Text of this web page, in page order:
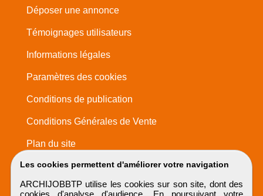
Les cookies permettent d'améliorer votre navigation
ARCHIJOBBTP utilise les cookies sur son site, dont des
cookies d'analyse d'audience. En poursuivant votre
Déposer une annonce
Témoignages utilisateurs
Informations légales
Paramètres des cookies
Conditions de publication
Conditions Générales de Vente
Plan du site